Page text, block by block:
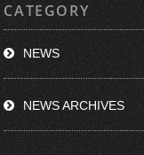
CATEGORY
NEWS
NEWS ARCHIVES